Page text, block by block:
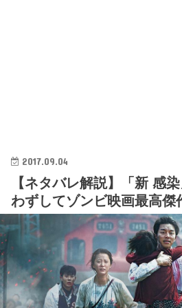
2017.09.04
【ネタバレ解説】「新 感
わずしてゾンビ映画最高傑